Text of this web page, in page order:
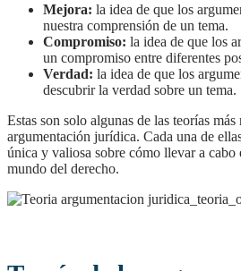
Mejora: la idea de que los
nuestra comprensión de un tema.
Compromiso: la idea de que los
un compromiso entre diferentes
Verdad: la idea de que los
descubrir la verdad sobre un tema.
Estas son solo algunas de las teorías más relevantes de la
argumentación jurídica. Cada una de
única y valiosa sobre cómo llevar a cabo
mundo del derecho.